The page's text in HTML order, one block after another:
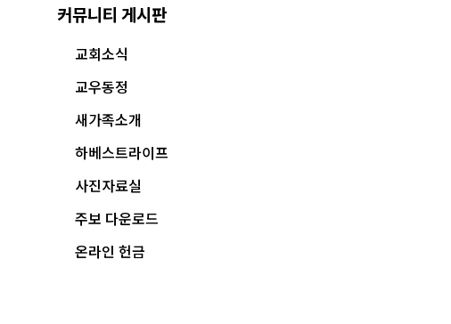
커뮤니티 게시판
교회소식
교우동정
새가족소개
하베스트라이프
사진자료실
주보 다운로드
온라인 헌금